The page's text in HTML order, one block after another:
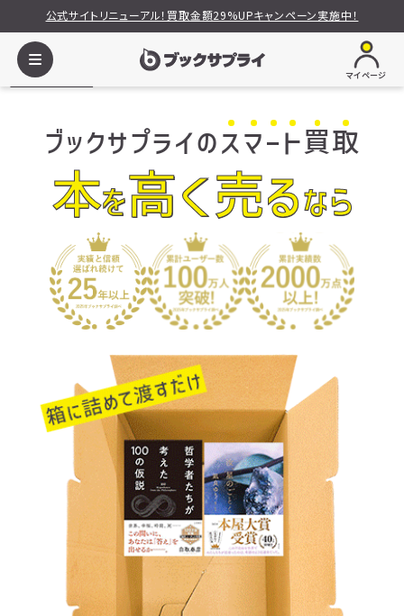
公式サイトリニューアル！買取金額29%UPキャンペーン実施中！
マイページ
ブックサプライ
ブックサプライの ス マー ト買取
本を高く売るなら